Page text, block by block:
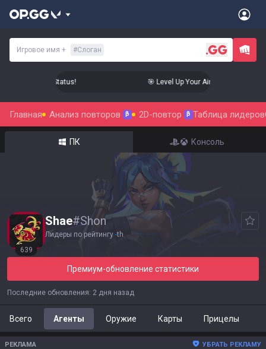
Игровое имя + #Слоган
to Radiant Status! 🎯 Level Up Your Aim to Radiant
Главная Анализ повторов β 2D-повтор β Таблица лидеров
ПК Консоль
639
Shae#Shon
Лидеры по рейтингу -th
Премиум-обновление статистики
Последние обновления: 2 дня назад
Всего Агенты Оружие Карты Прицелы
РЕКЛАМА УБРАТЬ РЕКЛАМУ